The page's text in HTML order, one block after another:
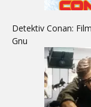
Detektiv Conan:
Gnu